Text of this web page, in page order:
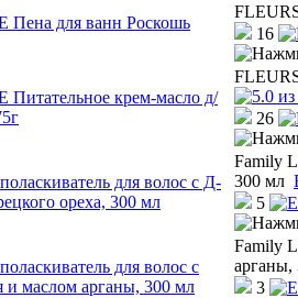
16
26
Family
300 мл
5
Family
арганы,
3